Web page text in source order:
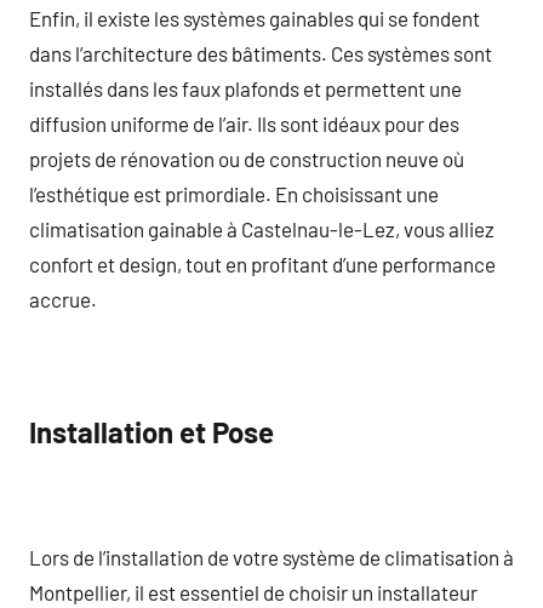
Enfin, il existe les systèmes gainables qui se fondent
dans l’architecture des bâtiments. Ces systèmes sont
installés dans les faux plafonds et permettent une
diffusion uniforme de l’air. Ils sont idéaux pour des
projets de rénovation ou de construction neuve où
l’esthétique est primordiale. En choisissant une
climatisation gainable à Castelnau-le-Lez, vous alliez
confort et design, tout en profitant d’une performance
accrue.
Installation et Pose
Lors de l’installation de votre système de climatisation à
Montpellier, il est essentiel de choisir un installateur